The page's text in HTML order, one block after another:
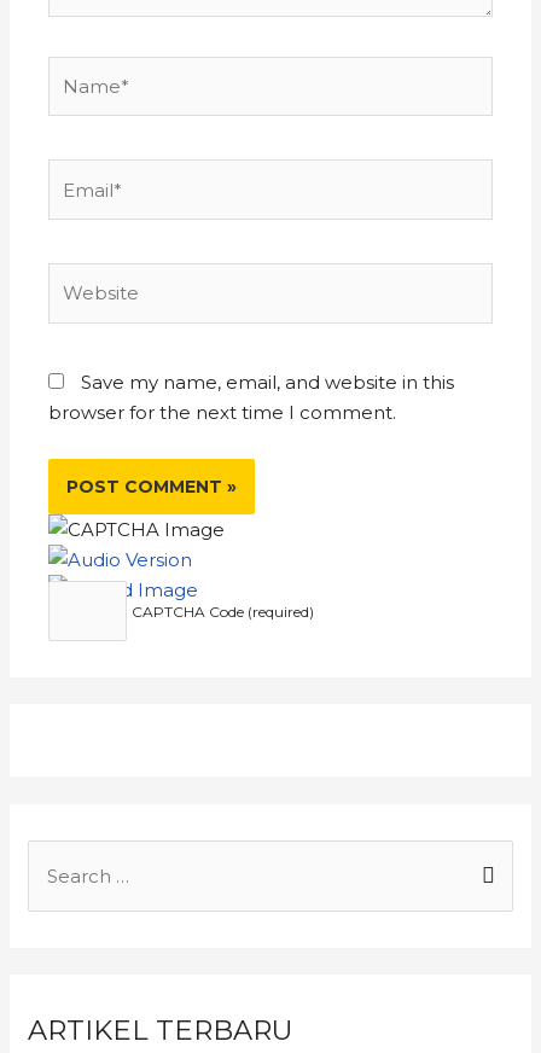
Save my name, email, and website in this
browser for the next time I comment.
CAPTCHA Code (required)
ARTIKEL TERBARU